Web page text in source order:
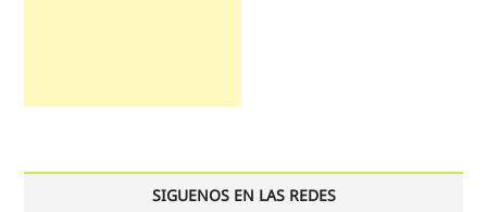
SIGUENOS EN LAS REDES